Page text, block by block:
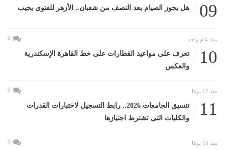
09 هل يجوز الصيام بعد النصف من شعبان.. الأزهر للفتوى يجيب
منذ عام واحد 0
10
تعرف على مواعيد القطارات على خط القاهرة الإسكندرية
والعكس
منذ 12 يومًا 0
11
تنسيق الجامعات 2026.. رابط التسجيل لاختبارات القدرات
والكليات التى تشترط اجتيازها
منذ 13 يومًا 0